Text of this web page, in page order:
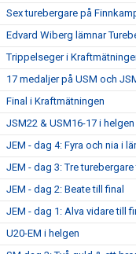
Sex turebergare på
Edvard Wiberg lämnar
Trippelseger i
17 medaljer på USM och
Final i Kraftmätningen
JSM22 & USM16-17 i helgen
JEM - dag 4: Fyra och nia i
JEM - dag 3: Tre
JEM - dag 2: Beate till final
JEM - dag 1: Alva vidare till
U20-EM i helgen